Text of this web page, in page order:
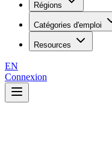
Régions
Catégories d'emploi
Resources
EN
Connexion